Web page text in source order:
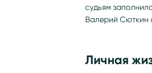
судьям
Валерий Сюткин
Личная